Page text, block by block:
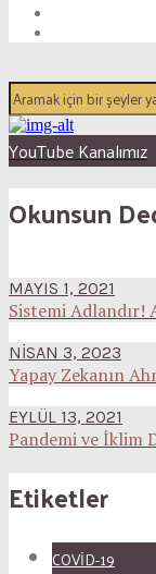
YouTube Kanalımız
Okunsun
MAYIS 1, 2021
Sistemi
NISAN 3, 2023
Yapay Zekanın
EYLÜL 13, 2021
Pandemi ve İklim
Etiketler
COVID-19